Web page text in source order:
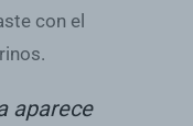
con el
aparece